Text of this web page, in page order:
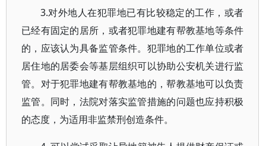
3.对外地人在犯罪地已有比较稳定的工作，或者
已经有固定的居所，或者犯罪地建有帮教基地等条件
的，应该认为具备监管条件。犯罪地的工作单位或者
居住地的居委会等基层组织可以协助公安机关进行监
管。对于犯罪地建有帮教基地的，帮教基地可以负责
监管。同时，法院对落实监管措施的问题也应持积极
的态度，为适用非监禁刑创造条件。